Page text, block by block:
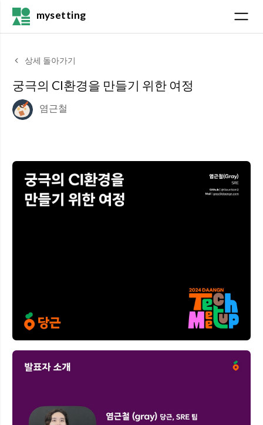
mysetting
상세 돌아가기
궁극의 CI환경을 만들기 위한 여정
염근철